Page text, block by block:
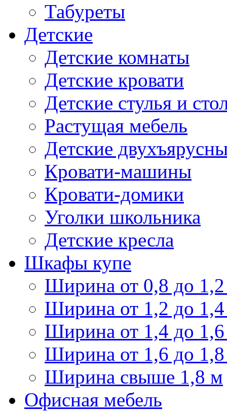
Табуреты
Детские
Детские комнаты
Детские кровати
Детские стулья и
Растущая мебель
Детские
Кровати-машины
Кровати-домики
Уголки школьника
Детские кресла
Шкафы купе
Ширина от 0,8 до
Ширина от 1,2 до
Ширина от 1,4 до
Ширина от 1,6 до
Ширина свыше 1,8 м
Офисная мебель